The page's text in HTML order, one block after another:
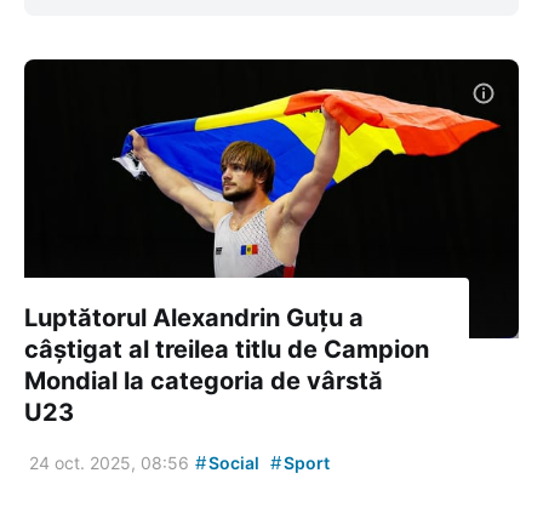
Luptătorul Alexandrin Guțu a
câștigat al treilea titlu de Campion
Mondial la categoria de vârstă
U23
24 oct. 2025, 08:56 #Social #Sport